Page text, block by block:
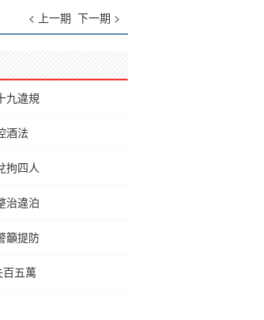
< 上一期 下一期 >
九違規
酒法
拘四人
治違泊
籲提防
百五萬